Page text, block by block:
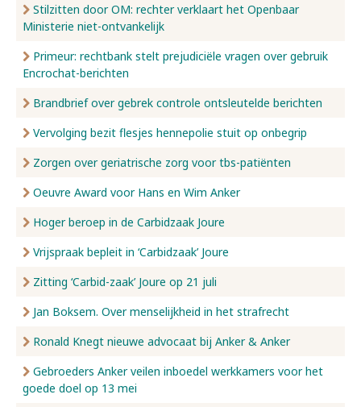
Stilzitten door OM: rechter verklaart het Openbaar
Ministerie niet-ontvankelijk
Primeur: rechtbank stelt prejudiciële vragen over gebruik
Encrochat-berichten
Brandbrief over gebrek controle ontsleutelde berichten
Vervolging bezit flesjes hennepolie stuit op onbegrip
Zorgen over geriatrische zorg voor tbs-patiënten
Oeuvre Award voor Hans en Wim Anker
Hoger beroep in de Carbidzaak Joure
Vrijspraak bepleit in ‘Carbidzaak’ Joure
Zitting ‘Carbid-zaak’ Joure op 21 juli
Jan Boksem. Over menselijkheid in het strafrecht
Ronald Knegt nieuwe advocaat bij Anker & Anker
Gebroeders Anker veilen inboedel werkkamers voor het
goede doel op 13 mei